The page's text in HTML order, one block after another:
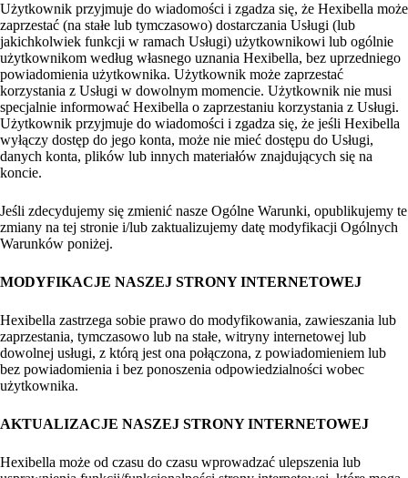
Użytkownik przyjmuje do wiadomości i zgadza się, że Hexibella może
zaprzestać (na stałe lub tymczasowo) dostarczania Usługi (lub
jakichkolwiek funkcji w ramach Usługi) użytkownikowi lub ogólnie
użytkownikom według własnego uznania Hexibella, bez uprzedniego
powiadomienia użytkownika. Użytkownik może zaprzestać
korzystania z Usługi w dowolnym momencie. Użytkownik nie musi
specjalnie informować Hexibella o zaprzestaniu korzystania z Usługi.
Użytkownik przyjmuje do wiadomości i zgadza się, że jeśli Hexibella
wyłączy dostęp do jego konta, może nie mieć dostępu do Usługi,
danych konta, plików lub innych materiałów znajdujących się na
koncie.
Jeśli zdecydujemy się zmienić nasze Ogólne Warunki, opublikujemy te
zmiany na tej stronie i/lub zaktualizujemy datę modyfikacji Ogólnych
Warunków poniżej.
MODYFIKACJE NASZEJ STRONY INTERNETOWEJ
Hexibella zastrzega sobie prawo do modyfikowania, zawieszania lub
zaprzestania, tymczasowo lub na stałe, witryny internetowej lub
dowolnej usługi, z którą jest ona połączona, z powiadomieniem lub
bez powiadomienia i bez ponoszenia odpowiedzialności wobec
użytkownika.
AKTUALIZACJE NASZEJ STRONY INTERNETOWEJ
Hexibella może od czasu do czasu wprowadzać ulepszenia lub